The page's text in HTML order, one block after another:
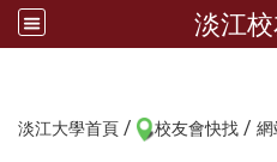
淡江
淡江大學首頁 / 校友會快找 / 網